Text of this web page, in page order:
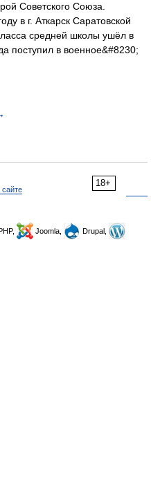
Советского Союза.
в г. Аткарск Саратовской
средней школы ушёл в
поступил в военное&#8230;
18+
Joomla,
Drupal,